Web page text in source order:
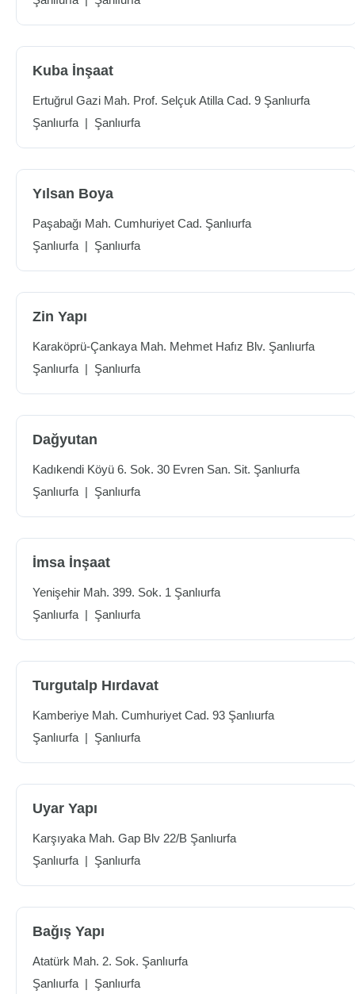
Kuba İnşaat
Ertuğrul Gazi Mah. Prof. Selçuk Atilla Cad. 9 Şanlıurfa
Şanlıurfa | Şanlıurfa
Yılsan Boya
Paşabağı Mah. Cumhuriyet Cad. Şanlıurfa
Şanlıurfa | Şanlıurfa
Zin Yapı
Karaköprü-Çankaya Mah. Mehmet Hafız Blv. Şanlıurfa
Şanlıurfa | Şanlıurfa
Dağyutan
Kadıkendi Köyü 6. Sok. 30 Evren San. Sit. Şanlıurfa
Şanlıurfa | Şanlıurfa
İmsa İnşaat
Yenişehir Mah. 399. Sok. 1 Şanlıurfa
Şanlıurfa | Şanlıurfa
Turgutalp Hırdavat
Kamberiye Mah. Cumhuriyet Cad. 93 Şanlıurfa
Şanlıurfa | Şanlıurfa
Uyar Yapı
Karşıyaka Mah. Gap Blv 22/B Şanlıurfa
Şanlıurfa | Şanlıurfa
Bağış Yapı
Atatürk Mah. 2. Sok. Şanlıurfa
Şanlıurfa | Şanlıurfa